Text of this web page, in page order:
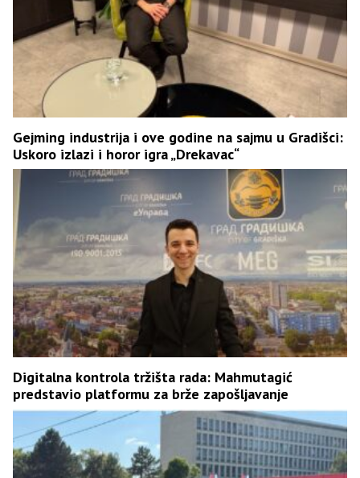
Gejming industrija i ove godine na sajmu u Gradišci:
Uskoro izlazi i horor igra „Drekavac“
Digitalna kontrola tržišta rada: Mahmutagić
predstavio platformu za brže zapošljavanje